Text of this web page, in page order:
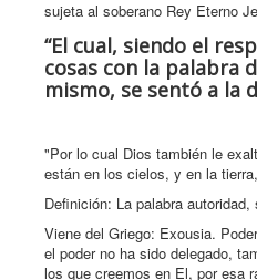
sujeta al soberano Rey Eterno
“El cual, siendo el
cosas con la palabra
mismo, se sentó a la
"Por lo cual Dios también le
están en los cielos, y en la
Definición: La palabra
Viene del Griego: Exousia.
el poder no ha sido delegado,
los que creemos en El, por esa